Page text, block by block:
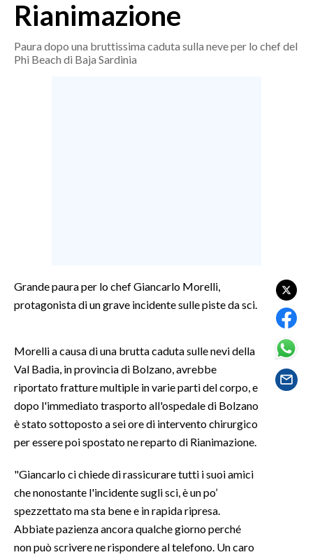
CRONACA
ITALIA
MONDO
RISULTATI E CLASSIFICHE
CALCIO
VOLLEY
MOTORI
TENNIS
ALTRI SPORT
SPETTACOLI
GOSSIP
Rianimazione
Paura dopo una bruttissima caduta sulla neve per lo chef del
Phi Beach di Baja Sardinia
Grande paura per lo chef Giancarlo Morelli,
protagonista di un grave incidente sulle piste da sci.
Morelli a causa di una brutta caduta sulle nevi della
Val Badia, in provincia di Bolzano, avrebbe
riportato fratture multiple in varie parti del corpo, e
dopo l'immediato trasporto all'ospedale di Bolzano
è stato sottoposto a sei ore di intervento chirurgico
per essere poi spostato ne reparto di Rianimazione.
"Giancarlo ci chiede di rassicurare tutti i suoi amici
che nonostante l'incidente sugli sci, è un po’
spezzettato ma sta bene e in rapida ripresa.
Abbiate pazienza ancora qualche giorno perché
non può scrivere ne rispondere al telefono. Un caro